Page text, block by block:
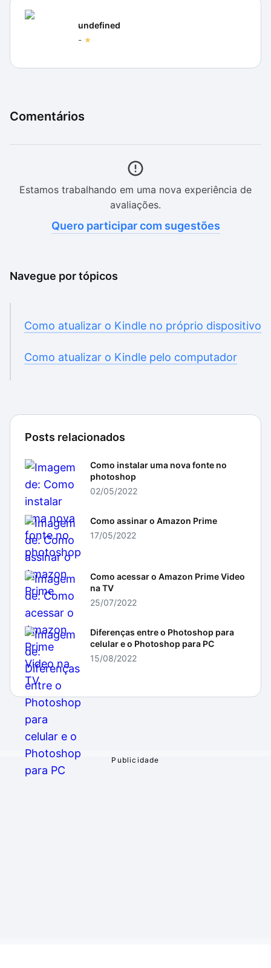
undefined
-
Comentários
Estamos trabalhando em uma nova experiência de
avaliações.
Quero participar com sugestões
Navegue por tópicos
Como atualizar o Kindle no próprio dispositivo
Como atualizar o Kindle pelo computador
Posts relacionados
Como instalar uma nova fonte no
photoshop
02/05/2022
Como assinar o Amazon Prime
17/05/2022
Como acessar o Amazon Prime Video
na TV
25/07/2022
Diferenças entre o Photoshop para
celular e o Photoshop para PC
15/08/2022